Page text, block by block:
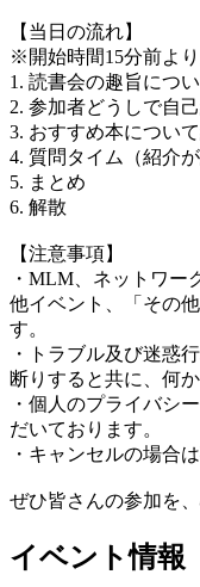
【当日の流れ】
※開始時間15分前よ
1. 読書会の趣旨につ
2. 参加者どうしで自
3. おすすめ本につい
4. 質問タイム（紹介
5. まとめ
6. 解散
【注意事項】
・MLM、ネットワー
他イベント、「その
す。
・トラブル及び迷惑
断りすると共に、何
・個人のプライバシ
だいております。
・キャンセルの場合
ぜひ皆さんの参加を
イベント情報